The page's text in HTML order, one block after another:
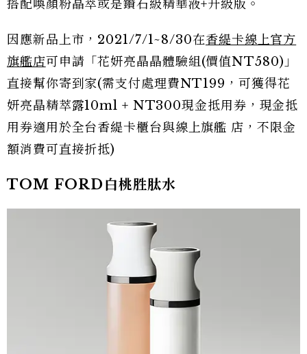
搭配喚顏粉晶萃或是鑽石級精華液+升級版。
因應新品上市，2021/7/1~8/30在香緹卡線上官方
旗艦店可申請「花妍亮晶晶體驗組(價值NT580)」
直接幫你寄到家(需支付處理費NT199，可獲得花
妍亮晶精萃露10ml + NT300現金抵用券，現金抵
用券適用於全台香緹卡櫃台與線上旗艦 店，不限金
額消費可直接折抵)
TOM FORD白桃胜肽水